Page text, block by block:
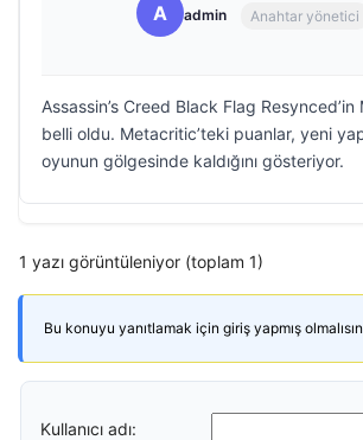
A admin Anahtar yönetici
Assassin’s Creed Black Flag
belli oldu. Metacritic’teki puanlar, yeni
oyunun gölgesinde kaldığını gösteriyor.
1 yazı görüntüleniyor (toplam 1)
Bu konuyu yanıtlamak için giriş yapmış
Kullanıcı adı: